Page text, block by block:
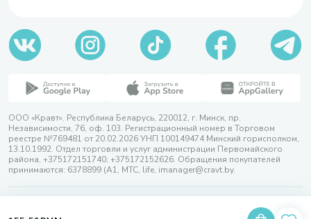
ООО «Кравт». Республика Беларусь, 220012, г. Минск, пр.
Независимости, 76, оф. 103. Регистрационный номер в Торговом
реестре №769481 от 20.02.2026 УНП 100149474 Минский горисполком,
13.10.1992. Отдел торговли и услуг администрации Первомайского
района, +375172151740; +375172152626. Обращения покупателей
принимаются: 6378899 (А1, МТС, life, imanager@cravt.by.